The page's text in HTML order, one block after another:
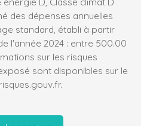
des dépenses annuelles
standard, établi à partir
l'année 2024 : entre 500.00
sur les risques
sont disponibles sur le